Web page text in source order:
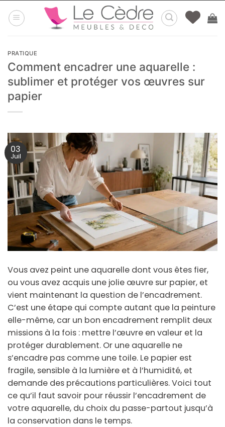
au
PRATIQUE
Comment encadrer une aquarelle :
sublimer et protéger vos œuvres sur
papier
03
Juil
Vous avez peint une aquarelle dont vous êtes fier,
ou vous avez acquis une jolie œuvre sur papier, et
vient maintenant la question de l’encadrement.
C’est une étape qui compte autant que la peinture
elle-même, car un bon encadrement remplit deux
missions à la fois : mettre l’œuvre en valeur et la
protéger durablement. Or une aquarelle ne
s’encadre pas comme une toile. Le papier est
fragile, sensible à la lumière et à l’humidité, et
demande des précautions particulières. Voici tout
ce qu’il faut savoir pour réussir l’encadrement de
votre aquarelle, du choix du passe-partout jusqu’à
la conservation dans le temps.